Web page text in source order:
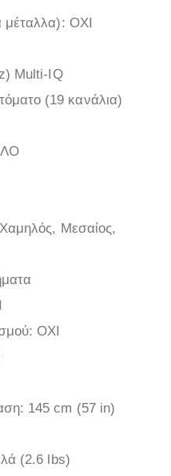
μέταλλα): ΟΧΙ
Multi-IQ
(19 κανάλια)
Μεσαίος,
ΟΧΙ
145 cm (57 in)
(2.6 lbs)